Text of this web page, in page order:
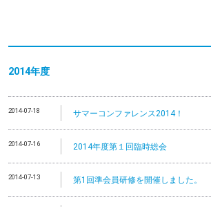
2014年度
2014-07-18 サマーコンファレンス2014！
2014-07-16 2014年度第１回臨時総会
2014-07-13 第1回準会員研修を開催しました。